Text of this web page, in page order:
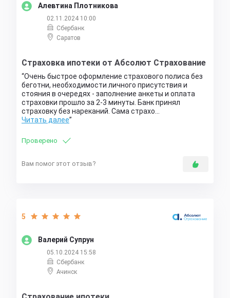
Алевтина Плотникова
02.11.2024 10:00
Сбербанк
Саратов
Страховка ипотеки от Абсолют Страхование
Очень быстрое оформление страхового полиса без
беготни, необходимости личного присутствия и
стояния в очередях - заполнение анкеты и оплата
страховки прошло за 2-3 минуты. Банк принял
страховку без нареканий. Сама страхо…
Читать далее
Проверено
Вам помог этот отзыв?
Валерий Супрун
5
05.10.2024 15:58
Сбербанк
Ачинск